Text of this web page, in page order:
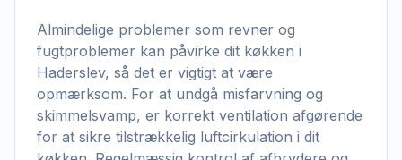
Almindelige problemer som revner og
fugtproblemer kan påvirke dit køkken i
Haderslev, så det er vigtigt at være
opmærksom. For at undgå misfarvning og
skimmelsvamp, er korrekt ventilation afgørende
for at sikre tilstrækkelig luftcirkulation i dit